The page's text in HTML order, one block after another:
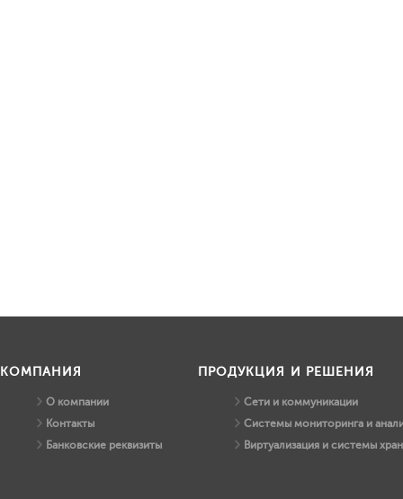
КОМПАНИЯ
О компании
Контакты
Банковские реквизиты
ПРОДУКЦИЯ И РЕШЕНИЯ
Сети и коммуникации
Системы мониторинга и
Виртуализация и системы